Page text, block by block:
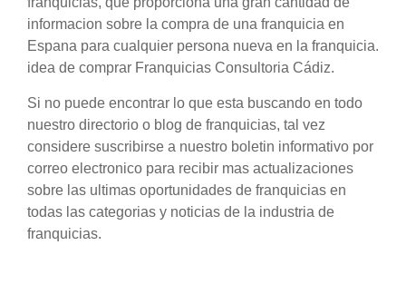
informacion sobre la compra de una franquicia en
Espana para cualquier persona nueva en la franquicia.
idea de comprar Franquicias Consultoria Cádiz.
Si no puede encontrar lo que esta buscando en todo
nuestro directorio o blog de franquicias, tal vez
considere suscribirse a nuestro boletin informativo por
correo electronico para recibir mas actualizaciones
sobre las ultimas oportunidades de franquicias en
todas las categorias y noticias de la industria de
franquicias.